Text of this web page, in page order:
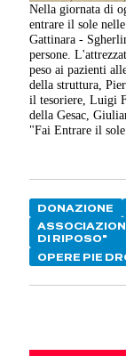
Nella giornata di
entrare il sole
Gattinara -
persone.
peso ai pazienti
della struttura,
il tesoriere, Luigi
della Gesac,
"Fai Entrare il
DONAZIONE
DI RIPOSO"
OPERE PIE